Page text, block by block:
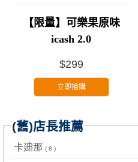
【限量】可樂果原味
icash 2.0
$299
立即搶購
(舊)店長推薦
卡廸那 ( 8 )